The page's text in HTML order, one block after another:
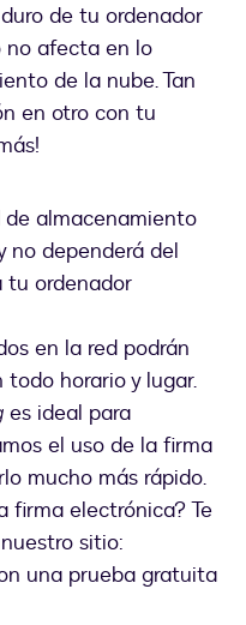
de tu ordenador
no afecta en lo
de la nube. Tan
en otro con tu
almacenamiento
no dependerá del
ordenador
en la red podrán
horario y lugar.
es ideal para
el uso de la firma
mucho más rápido.
firma electrónica? Te
sitio:
una prueba gratuita